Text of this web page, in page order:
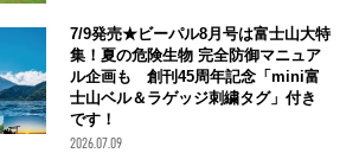
7/9発売★ビーパル8月号は富士山大特
集！夏の危険生物 完全防御マニュア
ル企画も 創刊45周年記念「mini富
士山ベル＆ラゲッジ刺繍タグ」付き
です！
2026.07.09